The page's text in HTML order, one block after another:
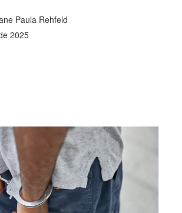
Paula Rehfeld
2025